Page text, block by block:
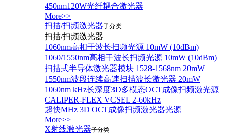
450nm120W光纤耦合激光器
More>>
扫描/扫频激光器子分类
扫描/扫频激光器
1060nm高相干波长扫频光源 10mW (10dBm)
1060/1550nm高相干波长扫频光源 10mW (10dBm)
扫描式半导体激光器模块 1528-1568nm 20mW
1550nm波段连续高速扫描波长激光器 20mW
1060nm kHz长深度3D多模态OCT成像扫频激光源
CALIPER-FLEX VCSEL 2-60kHz
超快MHz 3D OCT成像扫频激光器光源
More>>
X射线激光器子分类